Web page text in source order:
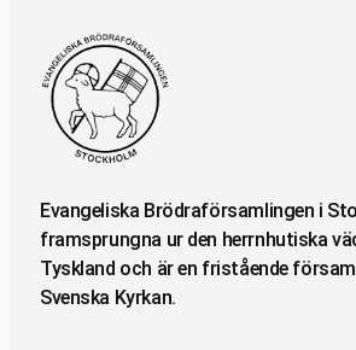
Evangeliska Brödraförsamlingen i
framsprungna ur den herrnhutiska
Tyskland och är en fristående
Svenska Kyrkan.